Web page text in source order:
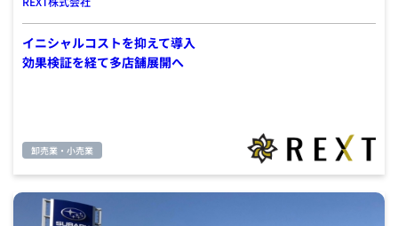
イニシャルコストを抑えて導入
効果検証を経て多店舗展開へ
卸売業・小売業